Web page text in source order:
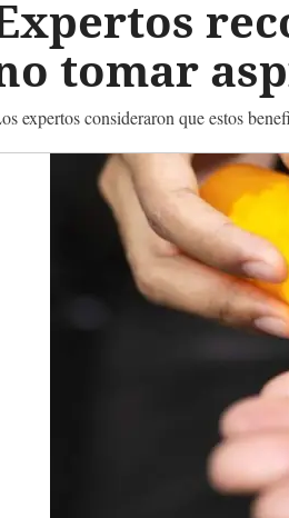
tomar
expertos consideraron que estos